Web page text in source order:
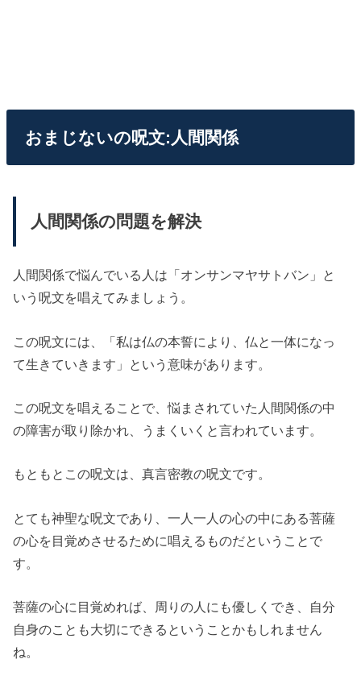
おまじないの呪文:人間関係
人間関係の問題を解決
人間関係で悩んでいる人は「オンサンマヤサトバン」と
いう呪文を唱えてみましょう。
この呪文には、「私は仏の本誓により、仏と一体になっ
て生きていきます」という意味があります。
この呪文を唱えることで、悩まされていた人間関係の中
の障害が取り除かれ、うまくいくと言われています。
もともとこの呪文は、真言密教の呪文です。
とても神聖な呪文であり、一人一人の心の中にある菩薩
の心を目覚めさせるために唱えるものだということで
す。
菩薩の心に目覚めれば、周りの人にも優しくでき、自分
自身のことも大切にできるということかもしれません
ね。